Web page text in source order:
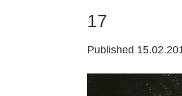
17
Published